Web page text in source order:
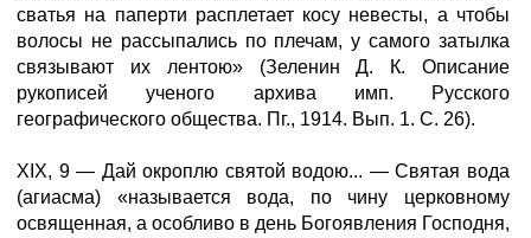
сватья на паперти расплетает косу невесты, а чтобы
волосы не рассыпались по плечам, у самого затылка
связывают их лентою» (Зеленин Д. К. Описание
рукописей ученого архива имп. Русского
географического общества. Пг., 1914. Вып. 1. С. 26).
XIX, 9 — Дай окроплю святой водою... — Святая вода
(агиасма) «называется вода, по чину церковному
освященная, а особливо в день Богоявления Господня,